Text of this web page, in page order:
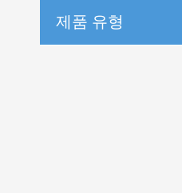
제품 유형